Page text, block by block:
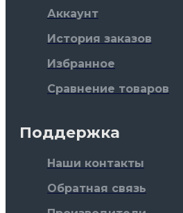
Аккаунт
История заказов
Избранное
Сравнение товаров
Поддержка
Наши контакты
Обратная связь